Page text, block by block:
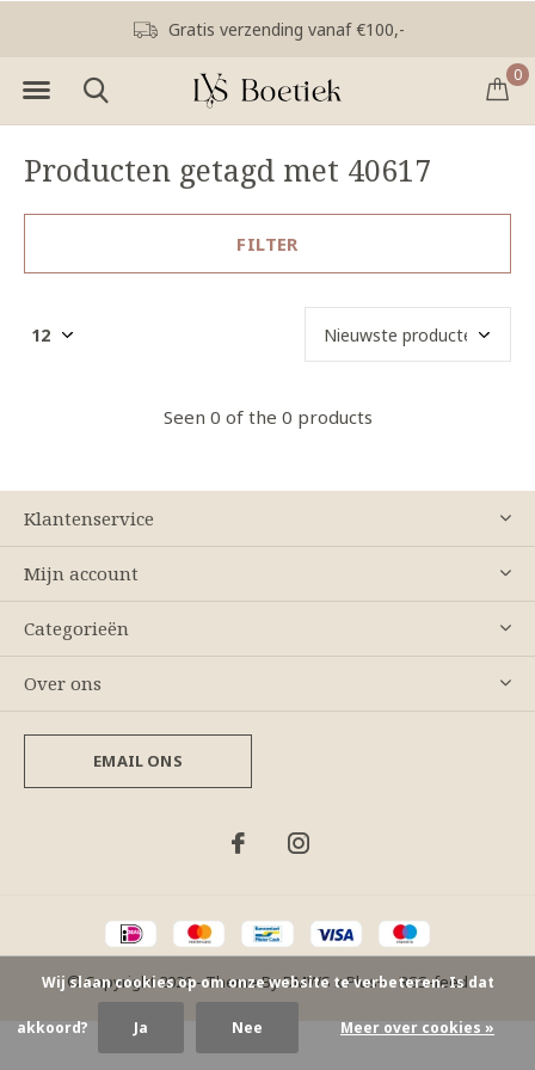
0
Gratis verzending vanaf €100,-
Producten getagd met 40617
FILTER
Seen 0 of the 0 products
Klantenservice
Mijn account
Categorieën
Over ons
EMAIL ONS
© Copyright2026- Theme ByDMWS xPlus+-RSS-feed
Wij slaan cookies op om onze website te verbeteren. Is dat
akkoord? Ja Nee Meer over cookies »